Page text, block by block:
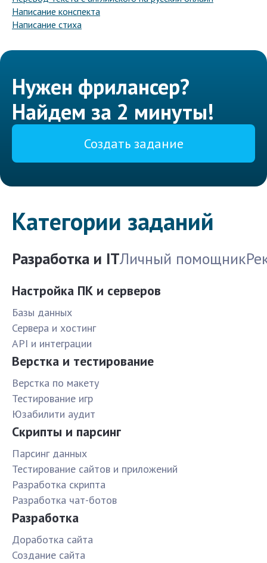
Написание конспекта
Написание стиха
Нужен фрилансер?
Найдем за 2 минуты!
Создать задание
Категории заданий
Разработка и ITЛичный помощник
Настройка ПК и серверов
Базы данных
Сервера и хостинг
API и интеграции
Верстка и тестирование
Верстка по макету
Тестирование игр
Юзабилити аудит
Скрипты и парсинг
Парсинг данных
Тестирование сайтов и приложений
Разработка скрипта
Разработка чат-ботов
Разработка
Доработка сайта
Создание сайта